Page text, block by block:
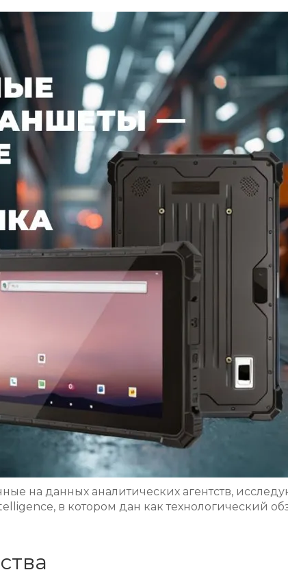
на данных аналитических агентств,
в котором дан как технологический